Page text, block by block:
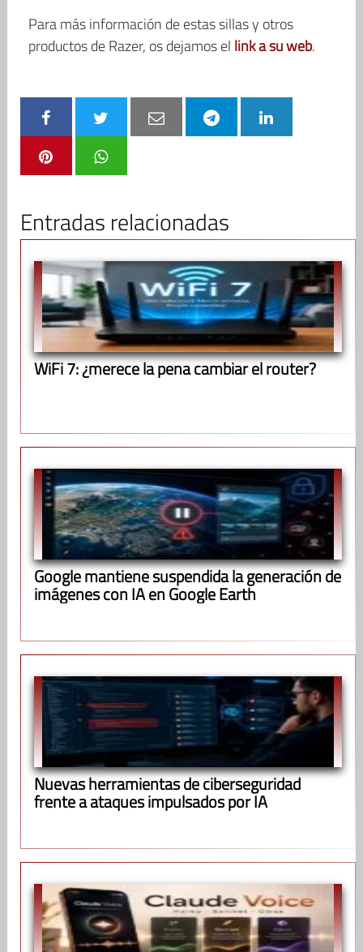
Para más información de estas sillas y otros
productos de Razer, os dejamos el link a su web.
Entradas relacionadas
WiFi 7: ¿merece la pena cambiar el router?
Google mantiene suspendida la generación de
imágenes con IA en Google Earth
Nuevas herramientas de ciberseguridad
frente a ataques impulsados por IA